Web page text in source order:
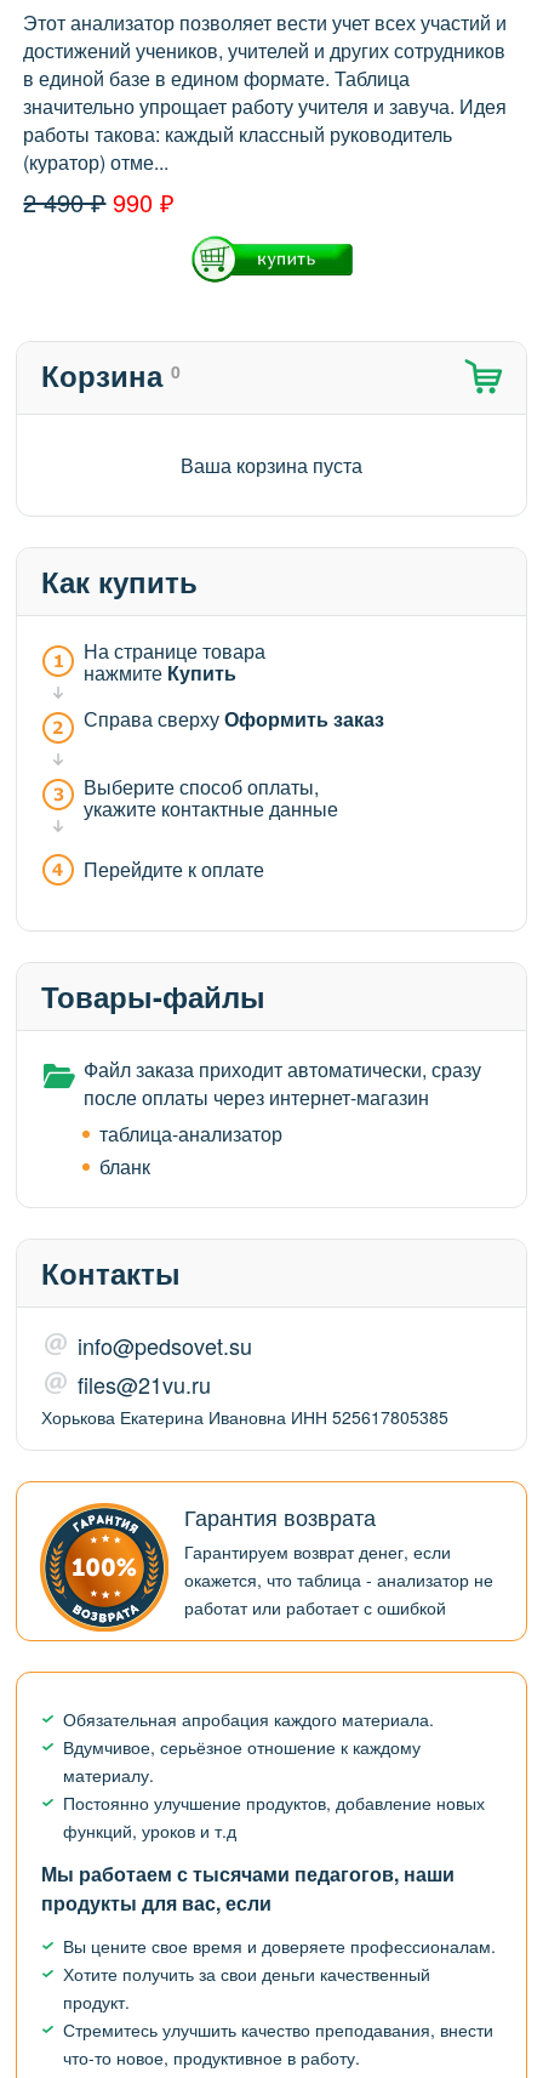
Этот анализатор позволяет вести учет всех участий и
достижений учеников, учителей и других сотрудников
в единой базе в едином формате. Таблица
значительно упрощает работу учителя и завуча. Идея
работы такова: каждый классный руководитель
(куратор) отме...
2 490 ₽ 990 ₽
Корзина0
Ваша корзина пуста
Как купить
На странице товара
нажмите Купить
Справа сверхуОформить заказ
Выберите способ оплаты,
укажите контактные данные
Перейдите к оплате
Товары-файлы
Файл заказа приходит автоматически, сразу
после оплаты через интернет-магазин
таблица-анализатор
бланк
Контакты
info@pedsovet.su
files@21vu.ru
Хорькова Екатерина Ивановна ИНН 525617805385
Гарантия возврата
Гарантируем возврат денег, если
окажется, что таблица - анализатор не
работат или работает с ошибкой
Обязательная апробация каждого материала.
Вдумчивое, серьёзное отношение к каждому
материалу.
Постоянно улучшение продуктов, добавление новых
функций, уроков и т.д
Мы работаем с тысячами педагогов, наши
продукты для вас, если
Вы цените свое время и доверяете профессионалам.
Хотите получить за свои деньги качественный
продукт.
Стремитесь улучшить качество преподавания, внести
что-то новое, продуктивное в работу.